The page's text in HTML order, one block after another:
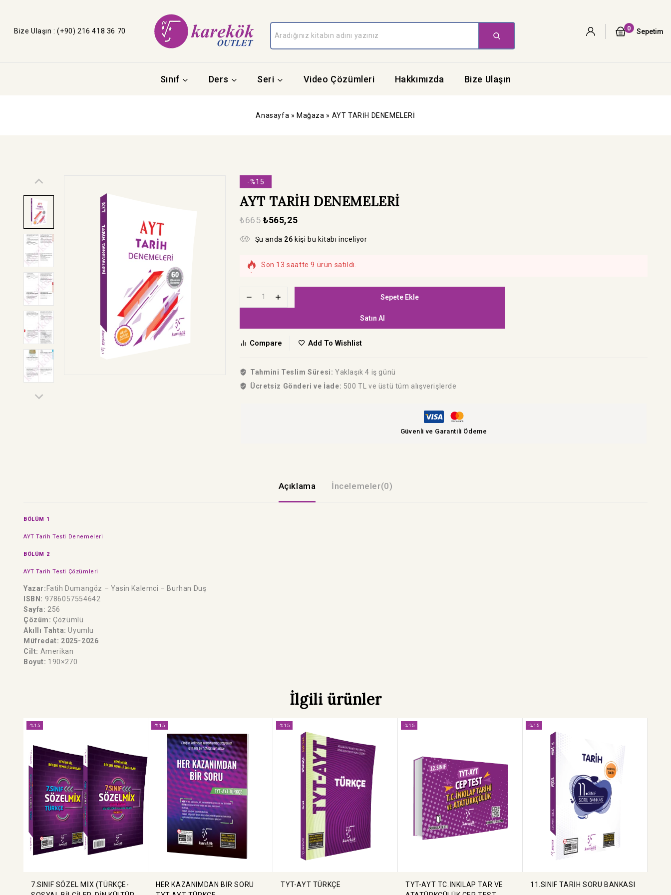
Bize Ulaşın : (+90) 216 418 36 70 0 Sepetim
Sınıf Ders Seri Video Çözümleri Hakkımızda Bize Ulaşın
Anasayfa »Mağaza » AYT TARİH DENEMELERİ
-%15
AYT TARİH DENEMELERİ
₺665 ₺565,25
Şu anda 26 kişi bu kitabı inceliyor
Son 13 saatte 9 ürün satıldı.
Sepete Ekle
Satın Al
Compare Add To Wishlist
Tahmini Teslim Süresi: Yaklaşık 4 iş günü
Ücretsiz Gönderi ve İade: 500 TL ve üstü tüm alışverişlerde
Güvenli ve Garantili Ödeme
Açıklama İncelemeler(0)
BÖLÜM 1
AYT Tarih Testi Denemeleri
BÖLÜM 2
AYT Tarih Testi Çözümleri
Yazar: Fatih Dumangöz – Yasin Kalemci – Burhan Duş
ISBN: 9786057554642
Sayfa:256
Çözüm:Çözümlü
Akıllı Tahta:Uyumlu
Müfredat: 2025-2026
Cilt: Amerikan
Boyut: 190×270
İlgili ürünler
-%15
7.SINIF SÖZEL MİX (TÜRKÇE-
-%15
HER KAZANIMDAN BİR SORU
-%15
TYT-AYT TÜRKÇE
-%15
TYT-AYT TC.İNKILAP TAR.VE
-%15
11.SINIF TARİH SORU BANKASI
Bu pop-up mesajını bir daha gösterme